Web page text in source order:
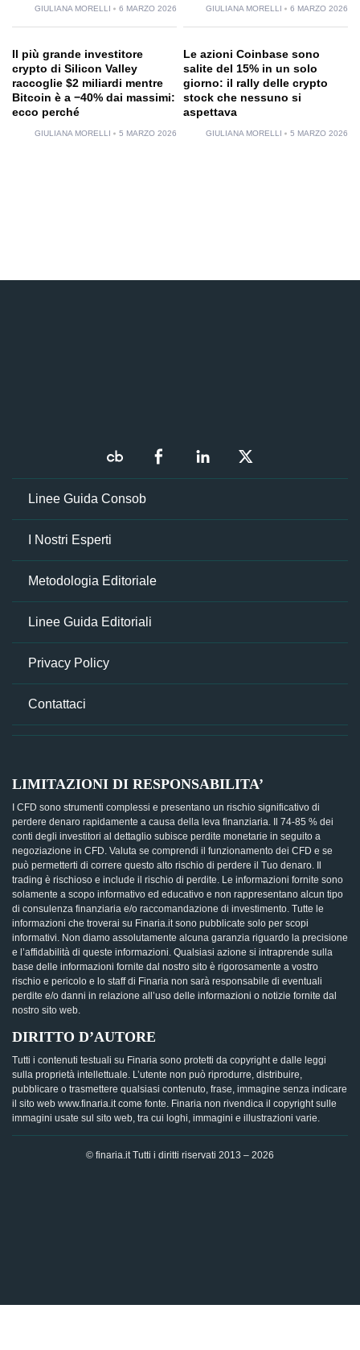
GIULIANA MORELLI 6 MARZO 2026 GIULIANA MORELLI 6 MARZO 2026
Il più grande investitore
crypto di Silicon Valley
raccoglie $2 miliardi mentre
Bitcoin è a −40% dai massimi:
ecco perché
GIULIANA MORELLI 5 MARZO 2026
Le azioni Coinbase sono
salite del 15% in un solo
giorno: il rally delle crypto
stock che nessuno si
aspettava
GIULIANA MORELLI 5 MARZO 2026
Linee Guida Consob
I Nostri Esperti
Metodologia Editoriale
Linee Guida Editoriali
Privacy Policy
Contattaci
LIMITAZIONI DI RESPONSABILITA’
I CFD sono strumenti complessi e presentano un rischio significativo di
perdere denaro rapidamente a causa della leva finanziaria. Il 74-85 % dei
conti degli investitori al dettaglio subisce perdite monetarie in seguito a
negoziazione in CFD. Valuta se comprendi il funzionamento dei CFD e se
può permetterti di correre questo alto rischio di perdere il Tuo denaro. Il
trading è rischioso e include il rischio di perdite. Le informazioni fornite sono
solamente a scopo informativo ed educativo e non rappresentano alcun tipo
di consulenza finanziaria e/o raccomandazione di investimento. Tutte le
informazioni che troverai su Finaria.it sono pubblicate solo per scopi
informativi. Non diamo assolutamente alcuna garanzia riguardo la precisione
e l’affidabilità di queste informazioni. Qualsiasi azione si intraprende sulla
base delle informazioni fornite dal nostro sito è rigorosamente a vostro
rischio e pericolo e lo staff di Finaria non sarà responsabile di eventuali
perdite e/o danni in relazione all’uso delle informazioni o notizie fornite dal
nostro sito web.
DIRITTO D’AUTORE
Tutti i contenuti testuali su Finaria sono protetti da copyright e dalle leggi
sulla proprietà intellettuale. L’utente non può riprodurre, distribuire,
pubblicare o trasmettere qualsiasi contenuto, frase, immagine senza indicare
il sito web www.finaria.it come fonte. Finaria non rivendica il copyright sulle
immagini usate sul sito web, tra cui loghi, immagini e illustrazioni varie.
© finaria.it Tutti i diritti riservati 2013 – 2026